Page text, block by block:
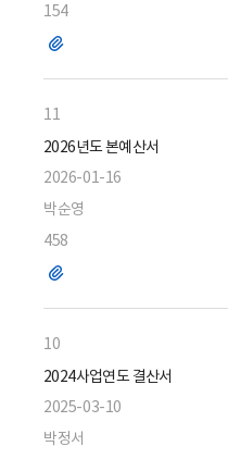
154
파
11
2026년도 본예산서
2026-01-16
박순영
458
파
10
2024사업연도 결산서
2025-03-10
박정서